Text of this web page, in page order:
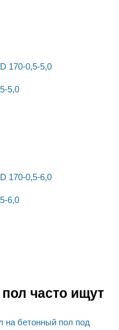
5,0
6,0
часто ищут
на бетонный пол под